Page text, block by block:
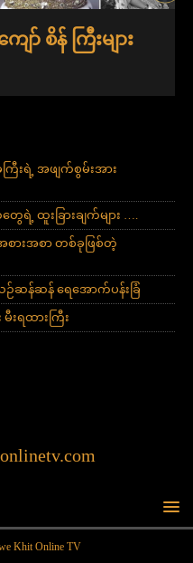
ာ် စိန် ကြီးများ
ြီးရဲ့ အဖျက်စွမ်းအား
းခြားချက်များ ….
ားအစာ တစ်ခုဖြစ်တဲ့
ဆန်ဆန် ရေအောက်ပန်းခြံ
းရထားကြီး
Khit Online TV